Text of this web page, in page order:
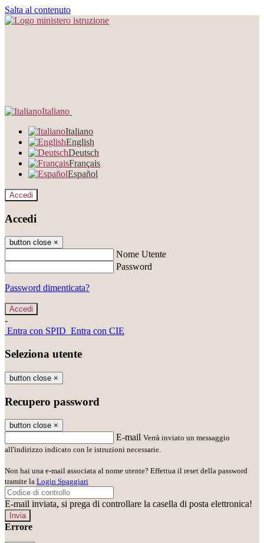
Salta al contenuto
Italiano
Italiano
English
Deutsch
Français
Español
Accedi
Accedi
button close ×
Nome Utente
Password
Password dimenticata?
-
Entra con SPID Entra con CIE
Seleziona utente
button close ×
Recupero password
button close ×
E-mail Verrà inviato un messaggio
all'indirizzo indicato con le istruzioni necessarie.
Non hai una e-mail associata al nome utente? Effettua il reset della password
tramite la Login Spaggiari
E-mail inviata, si prega di controllare la casella di posta elettronica!
Errore